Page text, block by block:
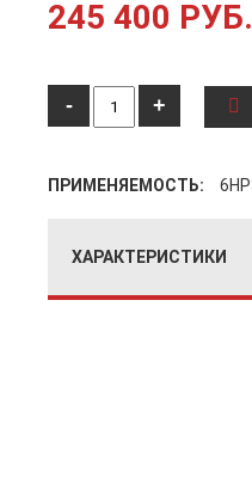
245 400 РУБ.
- +
ПРИМЕНЯЕМОСТЬ:
ХАРАКТЕРИСТИКИ